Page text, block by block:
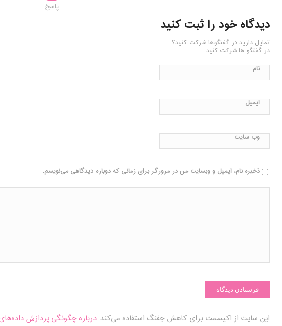
پاسخ
دیدگاه خود را ثبت کنید
تمایل دارید در گفتگوها شرکت کنید؟
در گفتگو ها شرکت کنید.
نام
ایمیل
وب‌ سایت
ذخیره نام، ایمیل و وبسایت من در مرورگر برای زمانی که دوباره دیدگاهی می‌نویسم.
این سایت از اکیسمت برای کاهش جفنگ استفاده می‌کند. درباره چگونگی پردازش